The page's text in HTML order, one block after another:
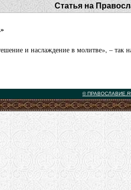
Статья на
и наслаждение в молитве», –
©